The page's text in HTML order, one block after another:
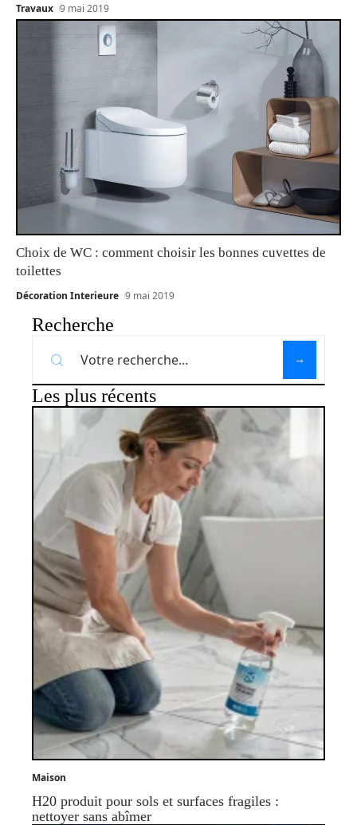
Travaux 9 mai 2019
Choix de WC : comment choisir les bonnes cuvettes de
toilettes
Décoration Interieure 9 mai 2019
Recherche
Les plus récents
Maison
H20 produit pour sols et surfaces fragiles :
nettoyer sans abîmer